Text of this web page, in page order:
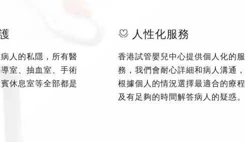
人的私隱，所有醫
室、抽血室、手術
休息室等全部都是
人性化服務
香港試管嬰兒中心提供個人化的服
務，我們會耐心詳細和病人溝通，
根據個人的情況選擇最適合的療程
及有足夠的時間解答病人的疑惑。